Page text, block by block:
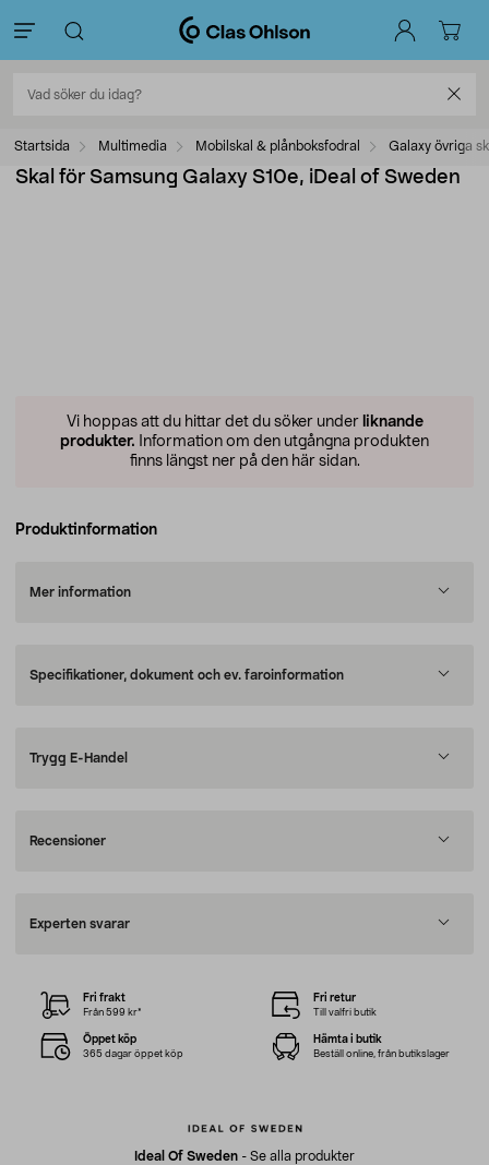
Startsida Multimedia Mobilskal & plånboksfodral Galaxy övriga
Skal för Samsung Galaxy S10e, iDeal of Sweden
Vi hoppas att du hittar det du söker under liknande
produkter. Information om den utgångna produkten
finns längst ner på den här sidan.
Produktinformation
Mer information
Specifikationer, dokument och ev. faroinformation
Trygg E-Handel
Recensioner
Experten svarar
Ideal Of Sweden - Se alla produkter
Fri frakt
Från 599 kr*
Fri retur
Till valfri butik
Öppet köp
365 dagar öppet köp
Hämta i butik
Beställ online, från butikslager